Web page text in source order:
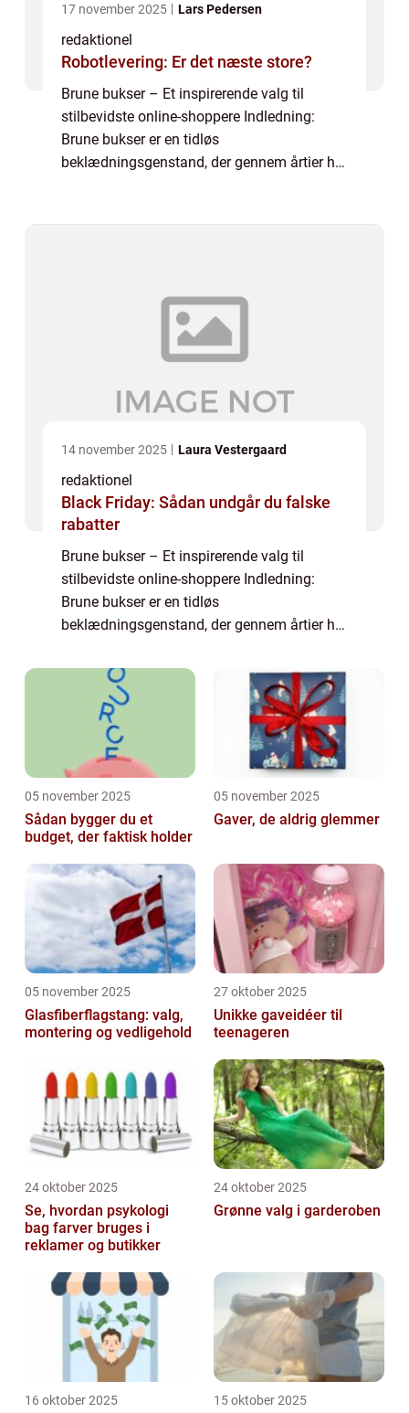
17 november 2025 Lars Pedersen
redaktionel
Robotlevering: Er det næste store?
Brune bukser – Et inspirerende valg til
stilbevidste online-shoppere Indledning:
Brune bukser er en tidløs
beklædningsgenstand, der gennem årtier har
14 november 2025 Laura Vestergaard
redaktionel
Black Friday: Sådan undgår du falske
rabatter
Brune bukser – Et inspirerende valg til
stilbevidste online-shoppere Indledning:
Brune bukser er en tidløs
beklædningsgenstand, der gennem årtier har
og kvinder. Denne artikel vil udforske brune
buksers...
05 november 2025
Sådan bygger du et
budget, der faktisk holder
05 november 2025
Gaver, de aldrig glemmer
05 november 2025
Glasfiberflagstang: valg,
montering og vedligehold
27 oktober 2025
Unikke gaveidéer til
teenageren
24 oktober 2025
Se, hvordan psykologi
bag farver bruges i
reklamer og butikker
24 oktober 2025
Grønne valg i garderoben
16 oktober 2025 15 oktober 2025